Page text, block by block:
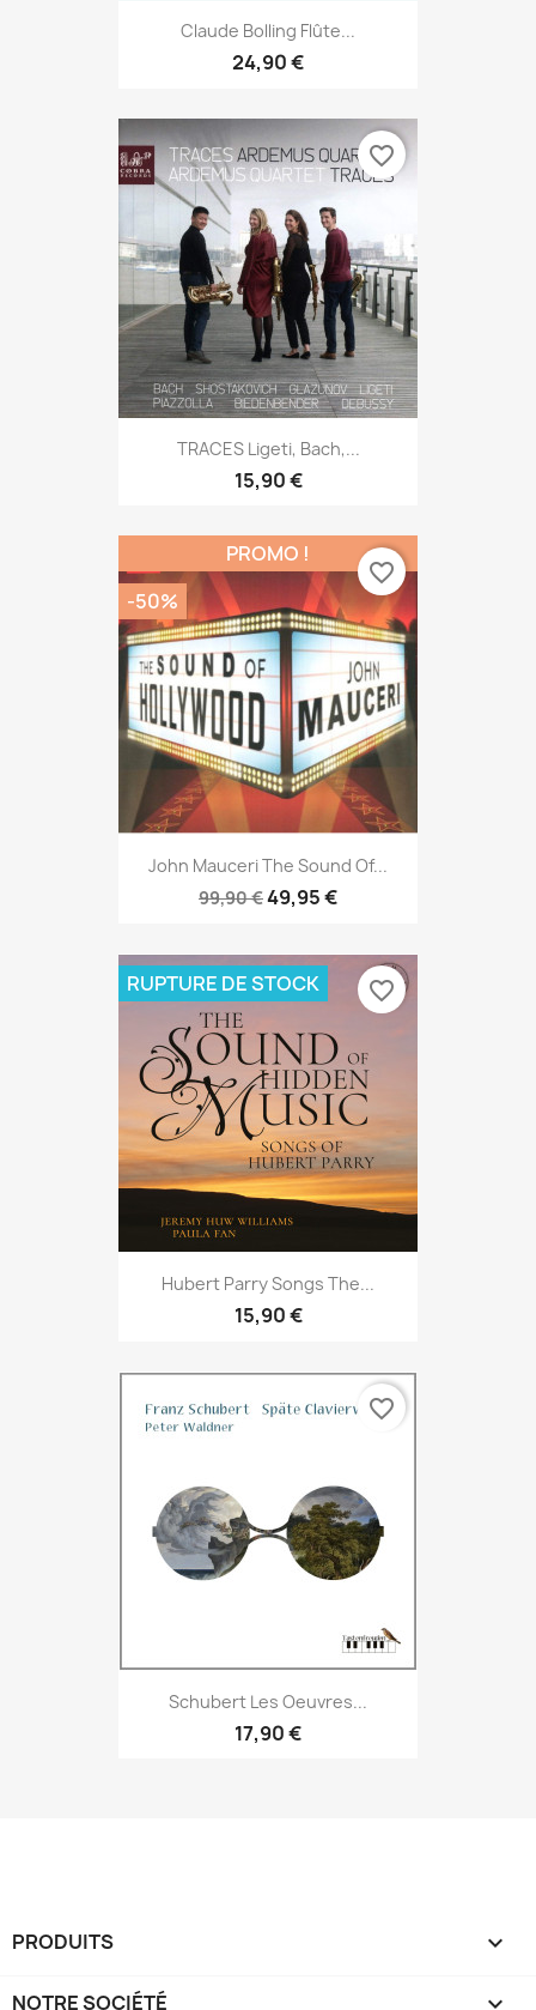
Claude Bolling Flûte...
24,90 €
TRACES Ligeti, Bach,...
15,90 €
favorite_border
John Mauceri The Sound Of...
99,90 €49,95 €
PROMO !
-50%
favorite_border
Hubert Parry Songs The...
15,90 €
RUPTURE DE STOCK favorite_border
Schubert Les Oeuvres...
17,90 €
favorite_border
PRODUITS 
NOTRE SOCIÉTÉ 